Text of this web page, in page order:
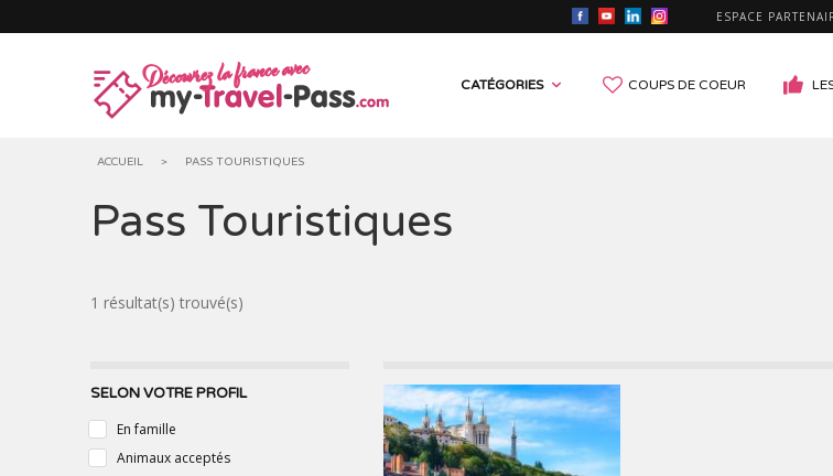
ESPACE
Découvrez la france avec CATÉGORIES COUPS DE COEUR
ANIMAUX
OENOTOURISME & SPIRITOURISME CIRCUITS TOURISTIQUES
BIEN-ÊTRE ACTIVITÉS
ACCUEIL > PASS TOURISTIQUES
Pass Touristiques
1 résultat(s) trouvé(s)
SELON VOTRE PROFIL
En famille
Animaux acceptés